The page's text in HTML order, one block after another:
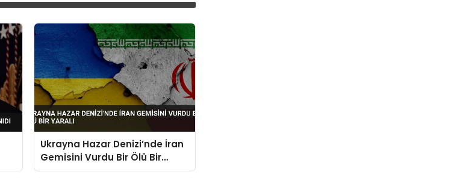
Ukrayna Hazar Denizi’nde İran
Gemisini Vurdu Bir Ölü Bir
Yaralı